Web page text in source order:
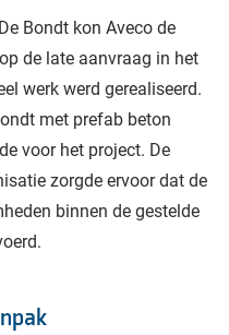
Bondt kon Aveco de
de late aanvraag in het
werk werd gerealiseerd.
met prefab beton
voor het project. De
zorgde ervoor dat de
binnen de gestelde